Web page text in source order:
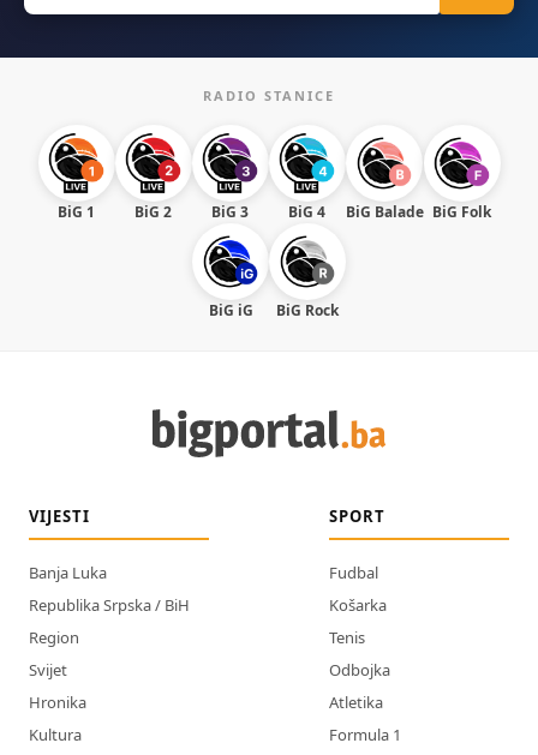
RADIO STANICE
BiG 1 BiG 2 BiG 3 BiG 4 BiG Balade BiG Folk
BiG iG BiG Rock
VIJESTI
Banja Luka
Republika Srpska / BiH
Region
Svijet
Hronika
Kultura
SPORT
Fudbal
Košarka
Tenis
Odbojka
Atletika
Formula 1